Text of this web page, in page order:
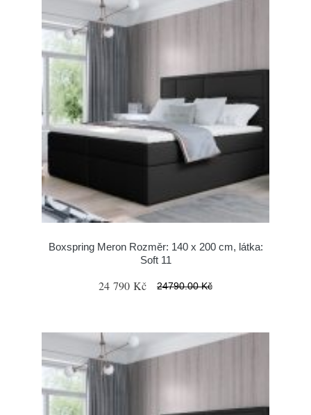
Boxspring Meron Rozměr: 140 x 200 cm, látka:
Soft 11
24 790 Kč 24790.00 Kč